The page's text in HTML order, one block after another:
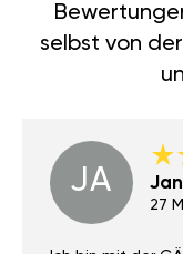
selbst von
JA
27